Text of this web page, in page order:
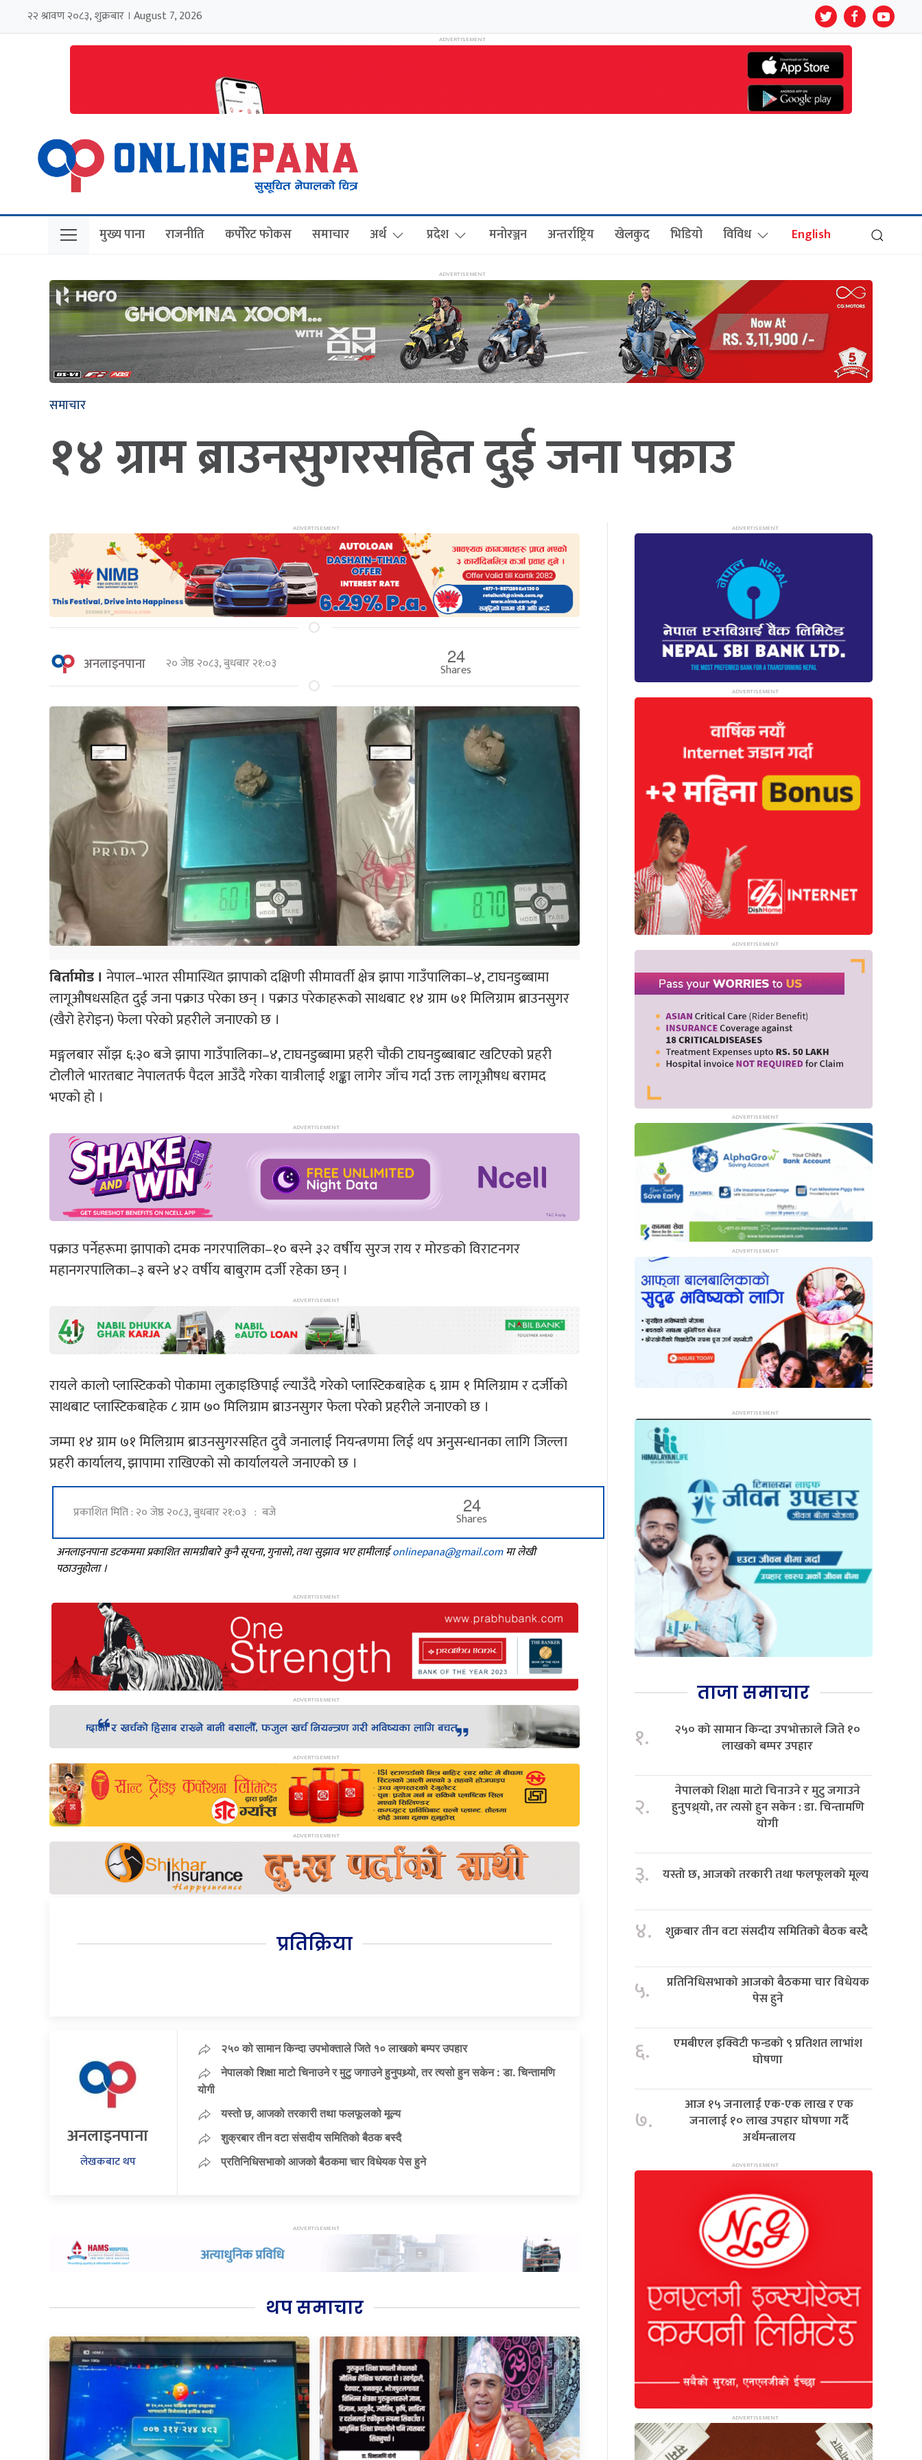
२२ श्रावण २०८३, शुक्रबार । August 7, 2026
मुख्य पाना राजनीति कर्पोरेट फोकस समाचार अर्थ प्रदेश मनोरञ्जन अन्तर्राष्ट्रिय खेलकुद भिडियो विविध English
समाचार
१४ ग्राम ब्राउनसुगरसहित दुई जना पक्राउ
अनलाइनपाना २० जेष्ठ २०८३, बुधबार २१:०३ 24
Shares
बिर्तामोड । नेपाल–भारत सीमास्थित झापाको दक्षिणी सीमावर्ती क्षेत्र झापा गाउँपालिका–४, टाघनडुब्बामा
लागूऔषधसहित दुई जना पक्राउ परेका छन् । पक्राउ परेकाहरूको साथबाट १४ ग्राम ७१ मिलिग्राम ब्राउनसुगर
(खैरो हेरोइन) फेला परेको प्रहरीले जनाएको छ ।
मङ्गलबार साँझ ६:३० बजे झापा गाउँपालिका–४, टाघनडुब्बामा प्रहरी चौकी टाघनडुब्बाबाट खटिएको प्रहरी
टोलीले भारतबाट नेपालतर्फ पैदल आउँदै गरेका यात्रीलाई शङ्का लागेर जाँच गर्दा उक्त लागूऔषध बरामद
भएको हो ।
पक्राउ पर्नेहरूमा झापाको दमक नगरपालिका–१० बस्ने ३२ वर्षीय सुरज राय र मोरङको विराटनगर
महानगरपालिका–३ बस्ने ४२ वर्षीय बाबुराम दर्जी रहेका छन् ।
रायले कालो प्लास्टिकको पोकामा लुकाइछिपाई ल्याउँदै गरेको प्लास्टिकबाहेक ६ ग्राम १ मिलिग्राम र दर्जीको
साथबाट प्लास्टिकबाहेक ८ ग्राम ७० मिलिग्राम ब्राउनसुगर फेला परेको प्रहरीले जनाएको छ ।
जम्मा १४ ग्राम ७१ मिलिग्राम ब्राउनसुगरसहित दुवै जनालाई नियन्त्रणमा लिई थप अनुसन्धानका लागि जिल्ला
प्रहरी कार्यालय, झापामा राखिएको सो कार्यालयले जनाएको छ ।
प्रकाशित मिति : २० जेष्ठ २०८३, बुधबार २१:०३ : बजे 24
Shares
अनलाइनपाना डटकममा प्रकाशित सामग्रीबारे कुनै सूचना, गुनासो, तथा सुझाव भए हामीलाईonlinepana@gmail.comमा लेखी
पठाउनुहोला ।
प्रतिक्रिया
अनलाइनपाना
लेखकबाट थप
२५० को सामान किन्दा उपभोक्ताले जिते १० लाखको बम्पर उपहार
नेपालको शिक्षा माटो चिनाउने र मुटु जगाउने हुनुपथ्र्यो, तर त्यसो हुन सकेन : डा. चिन्तामणि
योगी
यस्तो छ, आजको तरकारी तथा फलफूलको मूल्य
शुक्रबार तीन वटा संसदीय समितिको बैठक बस्दै
प्रतिनिधिसभाको आजको बैठकमा चार विधेयक पेस हुने
थप समाचार
ताजा समाचार
१.
२५० को सामान किन्दा उपभोक्ताले जिते १०
लाखको बम्पर उपहार
२.
नेपालको शिक्षा माटो चिनाउने र मुटु जगाउने
हुनुपथ्र्यो, तर त्यसो हुन सकेन : डा. चिन्तामणि
योगी
३. यस्तो छ, आजको तरकारी तथा फलफूलको मूल्य
४. शुक्रबार तीन वटा संसदीय समितिको बैठक बस्दै
५.
प्रतिनिधिसभाको आजको बैठकमा चार विधेयक
पेस हुने
६.
एमबीएल इक्विटी फन्डको ९ प्रतिशत लाभांश
घोषणा
७.
आज १५ जनालाई एक-एक लाख र एक
जनालाई १० लाख उपहार घोषणा गर्दै
अर्थमन्त्रालय